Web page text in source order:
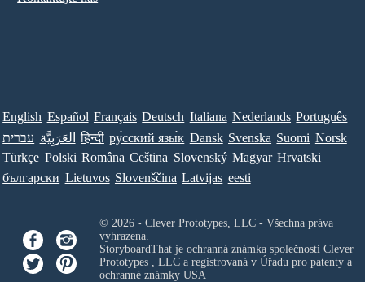
English Español Français Deutsch Italiana Nederlands Português
עברית العَرَبِيَّة हिन्दी ру́сский язы́к Dansk Svenska Suomi Norsk
Türkçe Polski Româna Ceština Slovenský Magyar Hrvatski
български Lietuvos Slovenščina Latvijas eesti
© 2026 - Clever Prototypes, LLC - Všechna práva
vyhrazena.
StoryboardThat je ochranná známka společnosti Clever
Prototypes , LLCa registrovaná v Úřadu pro patenty a
ochranné známky USA